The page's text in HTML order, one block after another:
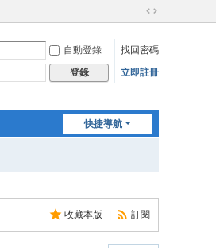
切
到
寬
自動登錄
找回密碼
登錄 立即註冊
快捷導航
收藏本版 訂閱